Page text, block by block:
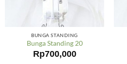
BUNGA STANDING
Bunga Standing 20
Rp700,000